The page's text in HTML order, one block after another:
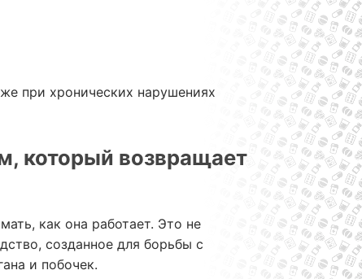
при хронических нарушениях
который возвращает
как она работает. Это не
созданное для борьбы с
и побочек.